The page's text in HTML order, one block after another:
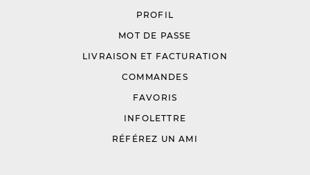
PROFIL
MOT DE PASSE
LIVRAISON ET FACTURATION
COMMANDES
FAVORIS
INFOLETTRE
RÉFÉREZ UN AMI